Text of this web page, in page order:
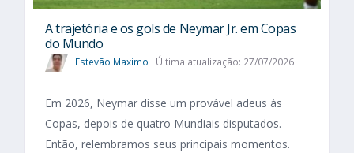
A trajetória e os gols de Neymar Jr. em Copas
do Mundo
Estevão Maximo Última atualização: 27/07/2026
Em 2026, Neymar disse um provável adeus às
Copas, depois de quatro Mundiais disputados.
Então, relembramos seus principais momentos.